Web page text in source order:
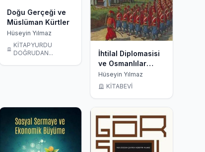
Doğu Gerçeği ve
Müslüman Kürtler
Hüseyin Yılmaz
KİTAPYURDU
DOĞRUDAN...
İhtilal Diplomasisi
ve Osmanlılar
1809 Çanakkale
Antlaşması
Hüseyin Yılmaz
KİTABEVİ